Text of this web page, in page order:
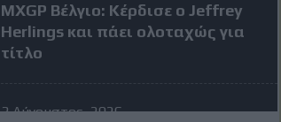
MXGP Βέλγιο: Κέρδισε ο Jeffrey
Herlings και πάει ολοταχώς για
τίτλο
3 Αύγουστος, 2026